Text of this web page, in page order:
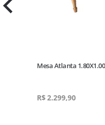
Mesa Atlanta
R$2.299,90